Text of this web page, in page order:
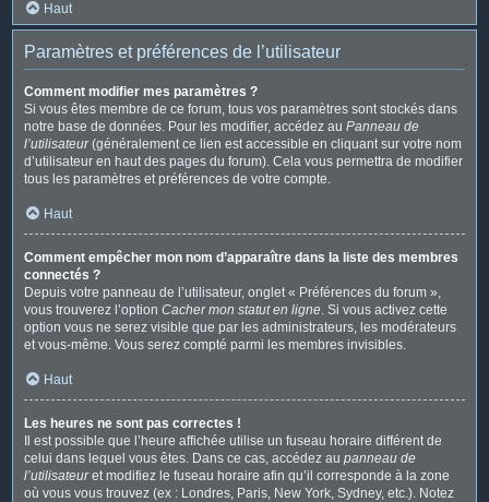
Haut
Paramètres et préférences de l’utilisateur
Comment modifier mes paramètres ?
Si vous êtes membre de ce forum, tous vos paramètres sont stockés dans
notre base de données. Pour les modifier, accédez au Panneau de
l’utilisateur(généralement ce lien est accessible en cliquant sur votre nom
d’utilisateur en haut des pages du forum). Cela vous permettra de modifier
tous les paramètres et préférences de votre compte.
Haut
Comment empêcher mon nom d’apparaître dans la liste des membres
connectés ?
Depuis votre panneau de l’utilisateur, onglet « Préférences du forum »,
vous trouverez l’option Cacher mon statut en ligne. Si vous activez cette
option vous ne serez visible que par les administrateurs, les modérateurs
et vous-même. Vous serez compté parmi les membres invisibles.
Haut
Les heures ne sont pas correctes !
Il est possible que l’heure affichée utilise un fuseau horaire différent de
celui dans lequel vous êtes. Dans ce cas, accédez au panneau de
l’utilisateuret modifiez le fuseau horaire afin qu’il corresponde à la zone
où vous vous trouvez (ex : Londres, Paris, New York, Sydney, etc.). Notez